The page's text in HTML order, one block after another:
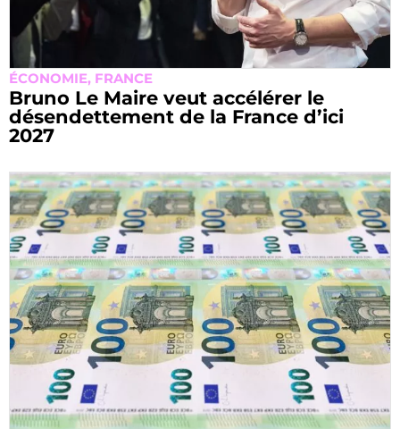
ÉCONOMIE, FRANCE
Bruno Le Maire veut accélérer le
désendettement de la France d’ici
2027